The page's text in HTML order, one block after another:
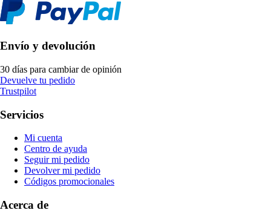
Envío y devolución
30 días para cambiar de opinión
Devuelve tu pedido
Trustpilot
Servicios
Mi cuenta
Centro de ayuda
Seguir mi pedido
Devolver mi pedido
Códigos promocionales
Acerca de